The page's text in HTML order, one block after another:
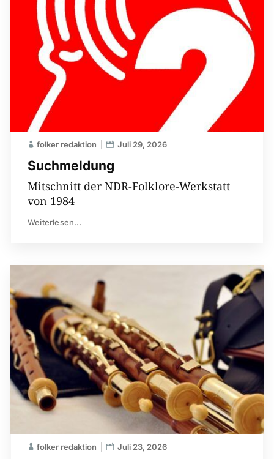
Suchmeldung
folker redaktion Juli 29, 2026
Mitschnitt der NDR-Folklore-Werkstatt
von 1984
Weiterlesen...
folker redaktion Juli 23, 2026